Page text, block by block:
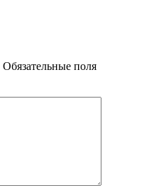
Обязательные поля